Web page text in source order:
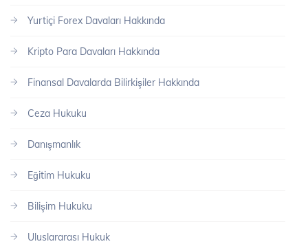
Yurtiçi Forex Davaları Hakkında
Kripto Para Davaları Hakkında
Finansal Davalarda Bilirkişiler Hakkında
Ceza Hukuku
Danışmanlık
Eğitim Hukuku
Bilişim Hukuku
Uluslararası Hukuk